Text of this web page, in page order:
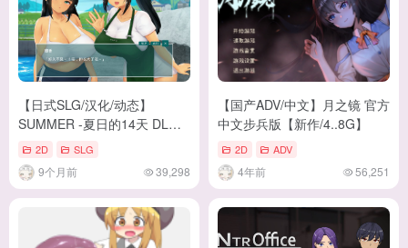
【日式SLG/汉化/动态】
SUMMER -夏日的14天 DL机
翻版【新作/1.5】
2D SLG
9个月前 39,298
【国产ADV/中文】月之镜 官方
中文步兵版【新作/4..8G】
2D ADV
4年前 56,251